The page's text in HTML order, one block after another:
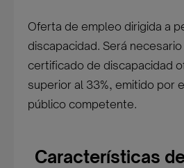
Oferta de empleo dirigida a
discapacidad. Será
certificado de discapacidad
superior al 33%, emitido por
público competente.
Características